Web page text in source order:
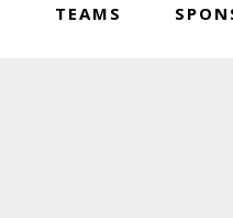
TEAMS